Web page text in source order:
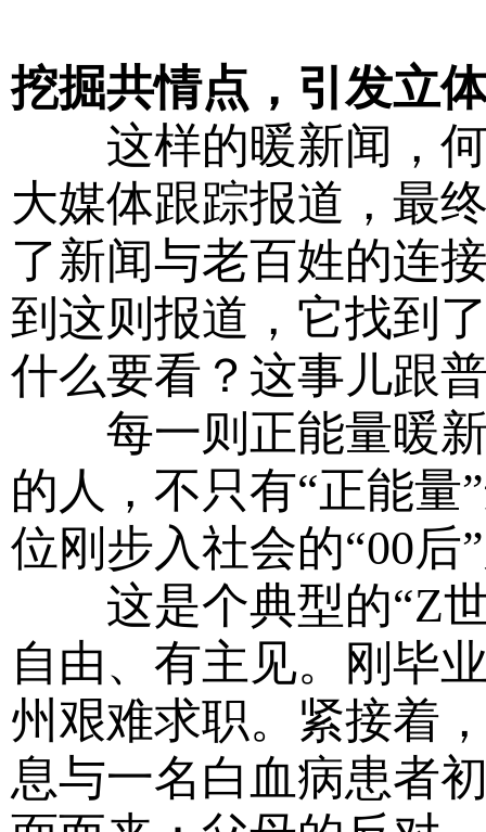
挖掘共情点，引发立
这样的暖新闻，何
大媒体跟踪报道，最
了新闻与老百姓的连
到这则报道，它找到
什么要看？这事儿跟
每一则正能量暖新
的人，不只有“正能
位刚步入社会的“00
这是个典型的“Z世
自由、有主见。刚毕
州艰难求职。紧接着
息与一名白血病患者